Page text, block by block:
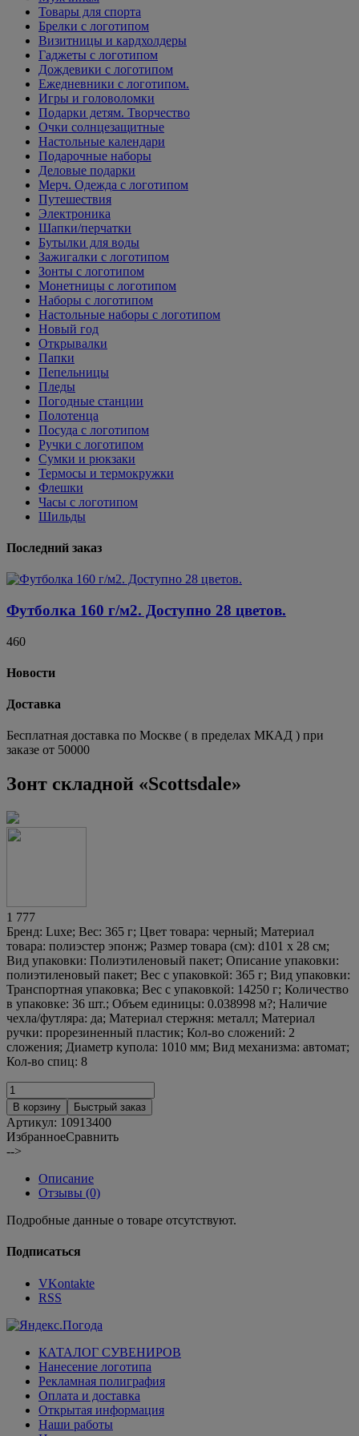
Товары для спорта
Брелки с логотипом
Визитницы и кардхолдеры
Гаджеты с логотипом
Дождевики с логотипом
Ежедневники с логотипом.
Игры и головоломки
Подарки детям. Творчество
Очки солнцезащитные
Настольные календари
Подарочные наборы
Деловые подарки
Мерч. Одежда с логотипом
Путешествия
Электроника
Шапки/перчатки
Бутылки для воды
Зажигалки с логотипом
Зонты с логотипом
Монетницы с логотипом
Наборы с логотипом
Настольные наборы с логотипом
Новый год
Открывалки
Папки
Пепельницы
Пледы
Погодные станции
Полотенца
Посуда с логотипом
Ручки с логотипом
Сумки и рюкзаки
Термосы и термокружки
Флешки
Часы с логотипом
Шильды
Последний заказ
Футболка 160 г/м2. Доступно 28 цветов.
460
Новости
Доставка
Бесплатная доставка по Москве ( в пределах МКАД ) при
заказе от 50000
Зонт складной «Scottsdale»
1 777
Бренд: Luxe; Вес: 365 г; Цвет товара: черный; Материал
товара: полиэстер эпонж; Размер товара (см): d101 х 28 см;
Вид упаковки: Полиэтиленовый пакет; Описание упаковки:
полиэтиленовый пакет; Вес с упаковкой: 365 г; Вид упаковки:
Транспортная упаковка; Вес с упаковкой: 14250 г; Количество
в упаковке: 36 шт.; Объем единицы: 0.038998 м?; Наличие
чехла/футляра: да; Материал стержня: металл; Материал
ручки: прорезиненный пластик; Кол-во сложений: 2
сложения; Диаметр купола: 1010 мм; Вид механизма: автомат;
Кол-во спиц: 8
В корзину Быстрый заказ
Артикул: 10913400
ИзбранноеСравнить
-->
Описание
Отзывы (0)
Подробные данные о товаре отсутствуют.
Подписаться
VKontakte
RSS
КАТАЛОГ СУВЕНИРОВ
Нанесение логотипа
Рекламная полиграфия
Оплата и доставка
Открытая информация
Наши работы